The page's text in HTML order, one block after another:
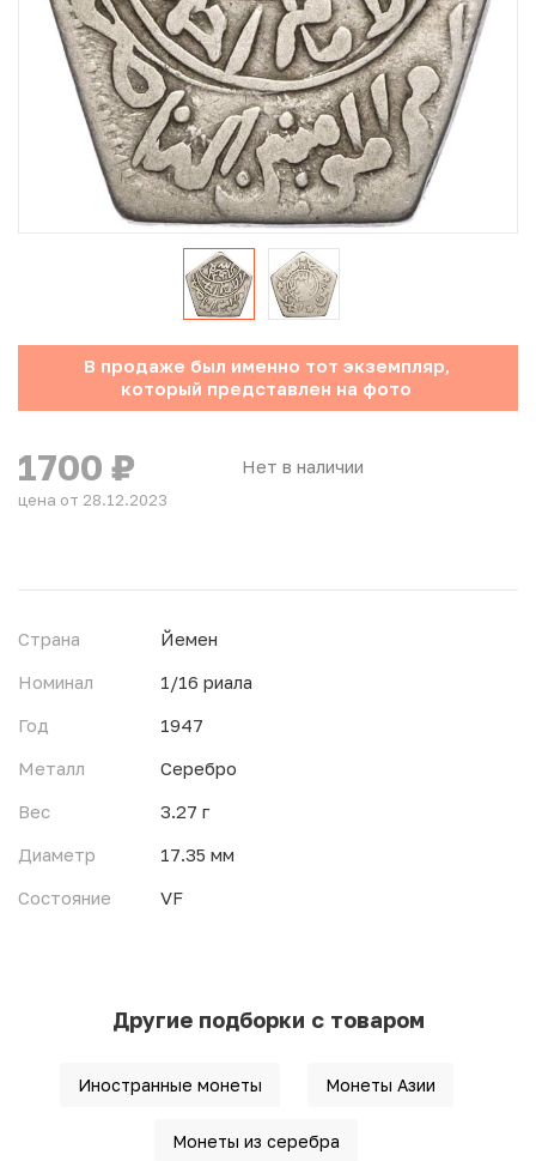
Юбилейные монеты Банка России (с 1999 года)
Памятные и инвестиционные монеты СССР и России
Иностранные монеты
Неофициальные выпуски монет (Unusual)
Античные и средневековые монеты
Инвестиционные монеты
В продаже был именно тот экземпляр,
который представлен на фото
Нет в наличии
1700 ₽
цена от 28.12.2023
Страна
Йемен
Номинал
1/16 риала
Год
1947
Металл
Серебро
Вес
3.27 г
Диаметр
17.35 мм
Состояние
VF
Другие подборки с товаром
Иностранные монеты Монеты Азии
Монеты из серебра